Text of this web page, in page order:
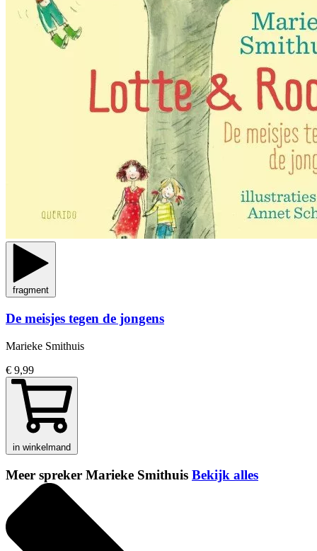
fragment
De meisjes tegen de jongens
Marieke Smithuis
€ 9,99
in winkelmand
Meer spreker Marieke Smithuis Bekijk alles